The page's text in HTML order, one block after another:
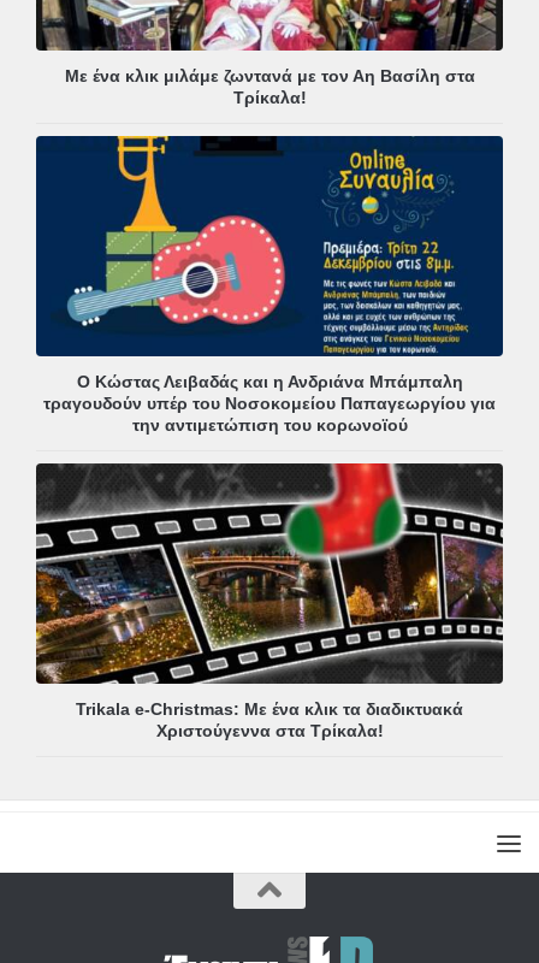
Με ένα κλικ μιλάμε ζωντανά με τον Αη Βασίλη στα
Τρίκαλα!
Ο Κώστας Λειβαδάς και η Ανδριάνα Μπάμπαλη
τραγουδούν υπέρ του Νοσοκομείου Παπαγεωργίου για
την αντιμετώπιση του κορωνοϊού
Trikala e-Christmas: Με ένα κλικ τα διαδικτυακά
Χριστούγεννα στα Τρίκαλα!